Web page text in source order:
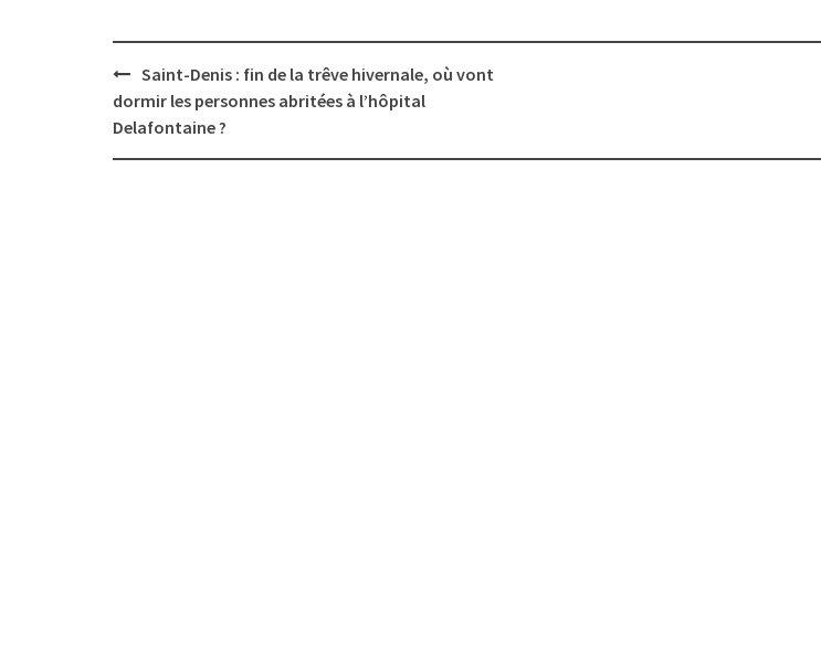
Post
navigation
Saint-Denis : fin de la trêve hivernale, où vont
dormir les personnes abritées à l’hôpital
Delafontaine ?